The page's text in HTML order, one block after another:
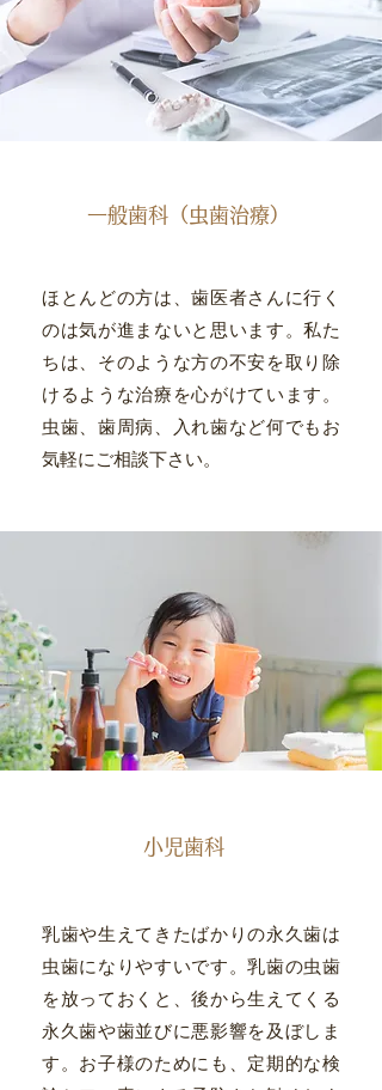
一般歯科（虫歯治療）
ほとんどの方は、歯医者さんに行く
のは気が進まないと思います。私た
ちは、そのような方の不安を取り除
けるような治療を心がけています。
虫歯、歯周病、入れ歯など何でもお
気軽にご相談下さい。
小児歯科
乳歯や生えてきたばかりの永久歯は
虫歯になりやすいです。乳歯の虫歯
を放っておくと、後から生えてくる
永久歯や歯並びに悪影響を及ぼしま
す。お子様のためにも、定期的な検